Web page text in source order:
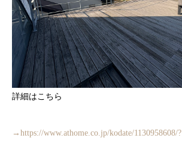
詳細はこちら
→https://www.athome.co.jp/kodate/1130958608/?